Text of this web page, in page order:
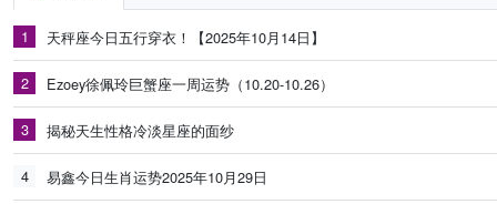
1 天秤座今日五行穿衣！【2025年10月14日】
2 Ezoey徐佩玲巨蟹座一周运势（10.20-10.26）
3 揭秘天生性格冷淡星座的面纱
4 易鑫今日生肖运势2025年10月29日